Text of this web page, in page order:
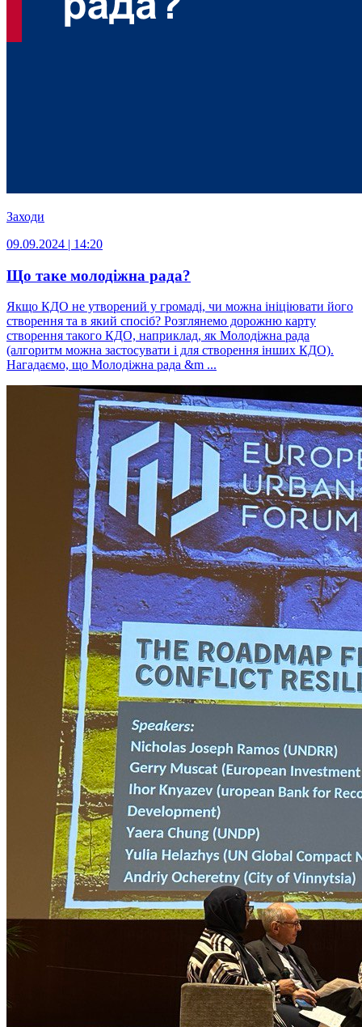
Заходи
09.09.2024 | 14:20
Що таке молодіжна рада?
Якщо КДО не утворений у громаді, чи можна ініціювати його
створення та в який спосіб? Розглянемо дорожню карту
створення такого КДО, наприклад, як Молодіжна рада
(алгоритм можна застосувати і для створення інших КДО).
Нагадаємо, що Молодіжна рада &m ...